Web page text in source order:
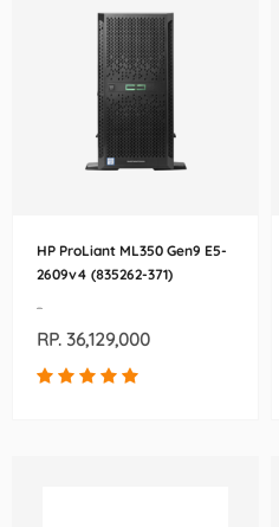
HP ProLiant ML350 Gen9 E5-
2609v4 (835262-371)
-
RP. 36,129,000